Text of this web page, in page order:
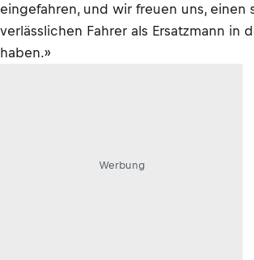
eingefahren, und wir freuen uns, einen
verlässlichen Fahrer als Ersatzmann in
haben.»
Werbung